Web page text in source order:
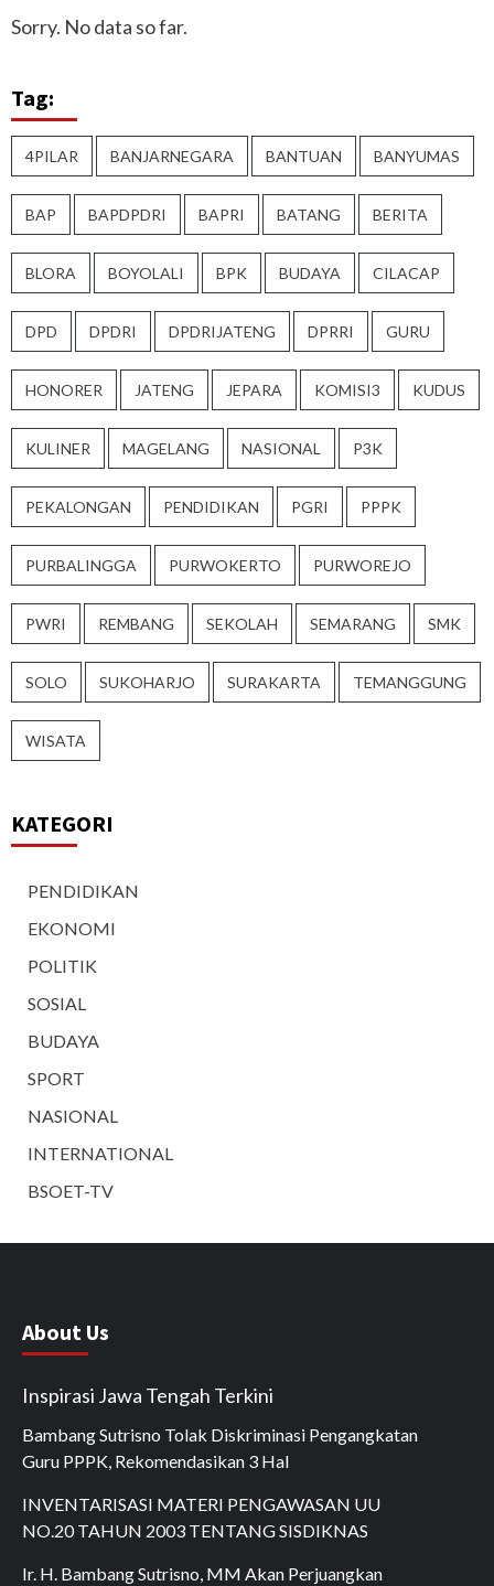
Sorry. No data so far.
Tag:
4PILAR BANJARNEGARA BANTUAN BANYUMAS
BAP BAPDPDRI BAPRI BATANG BERITA
BLORA BOYOLALI BPK BUDAYA CILACAP
DPD DPDRI DPDRIJATENG DPRRI GURU
HONORER JATENG JEPARA KOMISI3 KUDUS
KULINER MAGELANG NASIONAL P3K
PEKALONGAN PENDIDIKAN PGRI PPPK
PURBALINGGA PURWOKERTO PURWOREJO
PWRI REMBANG SEKOLAH SEMARANG SMK
SOLO SUKOHARJO SURAKARTA TEMANGGUNG
WISATA
KATEGORI
PENDIDIKAN
EKONOMI
POLITIK
SOSIAL
BUDAYA
SPORT
NASIONAL
INTERNATIONAL
BSOET-TV
About Us
Inspirasi Jawa Tengah Terkini
Bambang Sutrisno Tolak Diskriminasi Pengangkatan
Guru PPPK, Rekomendasikan 3 Hal
INVENTARISASI MATERI PENGAWASAN UU
NO.20 TAHUN 2003 TENTANG SISDIKNAS
Ir. H. Bambang Sutrisno, MM Akan Perjuangkan